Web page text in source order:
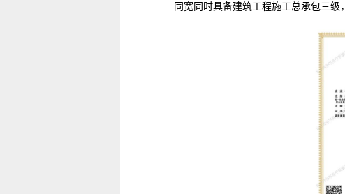
同宽同时具备建筑工程施工总承包三级